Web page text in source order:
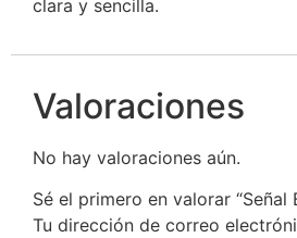
clara y sencilla.
Valoraciones
No hay valoraciones aún.
Sé el primero en valorar “Señal
Tu dirección de correo